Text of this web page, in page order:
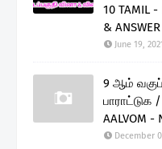
10 TAMIL -
& ANSWER
June 19,
9 ஆம்
பாராட்டுக
AALVOM -
December